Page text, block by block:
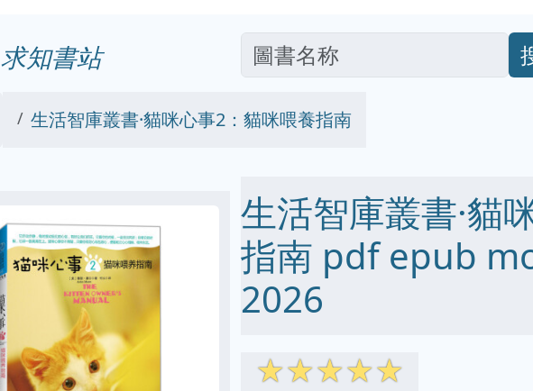
求知書站
生活智庫叢書·貓咪心事2：貓咪喂養指南
生活智庫叢書·貓
指南 pdf epub
2026
☆☆☆☆☆